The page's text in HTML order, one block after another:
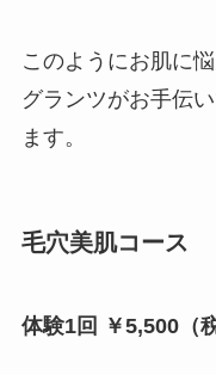
このようにお肌に
グランツがお手伝
ます。
毛穴美肌コース
体験1回 ￥5,500（